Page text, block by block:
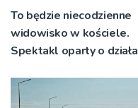
To będzie niecodzienne
widowisko w kościele.
Spektakl oparty o działa